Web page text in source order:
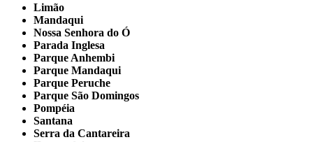
Limão
Mandaqui
Nossa Senhora do Ó
Parada Inglesa
Parque Anhembi
Parque Mandaqui
Parque Peruche
Parque São Domingos
Pompéia
Santana
Serra da Cantareira